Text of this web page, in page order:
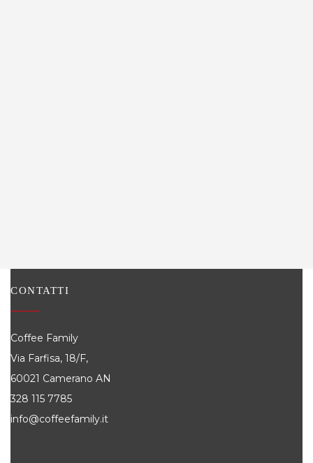
CONTATTI
Coffee Family
Via Farfisa, 18/F,
60021 Camerano AN
328 115 7785
info@coffeefamily.it